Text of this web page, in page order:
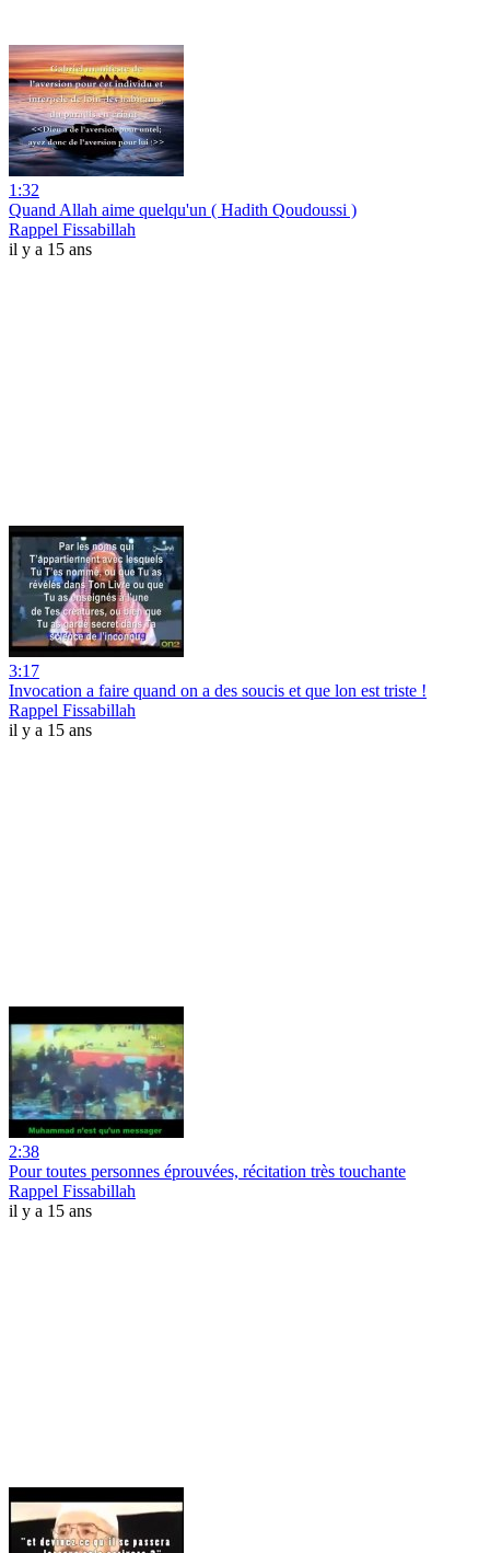
1:32
Quand Allah aime quelqu'un ( Hadith Qoudoussi )
Rappel Fissabillah
il y a 15 ans
3:17
Invocation a faire quand on a des soucis et que lon est triste !
Rappel Fissabillah
il y a 15 ans
2:38
Pour toutes personnes éprouvées, récitation très touchante
Rappel Fissabillah
il y a 15 ans